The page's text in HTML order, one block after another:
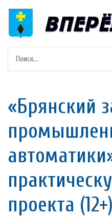
«Брянский
проекта (12+)